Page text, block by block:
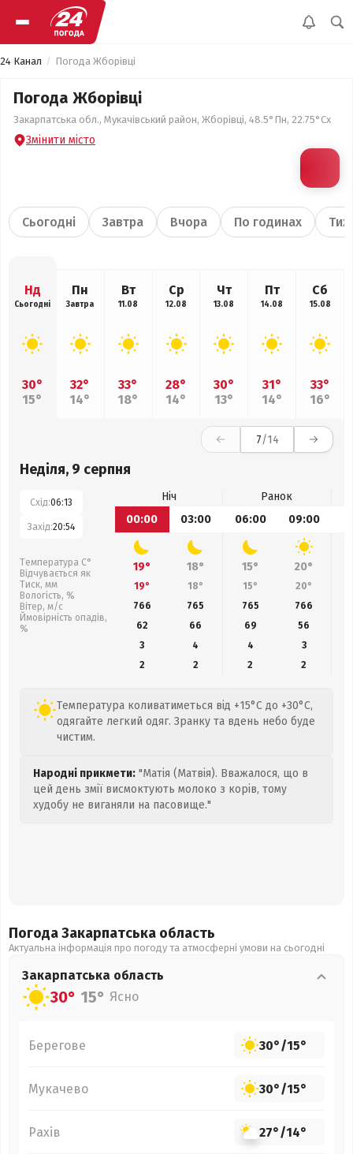
24 Канал Погода Жборівці
Погода Жборівці
Закарпатська обл., Мукачівський район, Жборівці, 48.5°Пн, 22.75°Сх
Змінити місто
Сьогодні Завтра Вчора По годинах
Нд
Сьогодні
30°
15°
Пн
Завтра
32°
14°
Вт
11.08
33°
18°
Ср
12.08
28°
14°
Чт
13.08
30°
13°
Пт
14.08
31°
14°
Сб
15.08
33°
16°
7/14
Неділя, 9 серпня
Схід:06:13
Захід:20:54
Температура С°
Відчувається як
Тиск, мм
Вологість, %
Вітер, м/с
Ймовірність опадів,
%
Ніч
Ранок
00:00
03:00 06:00 09:00
19° 18° 15° 20°
19° 18° 15° 20°
766
765 765 766
62
66 69 56
3
4 4
3
2
2 2 2
Температура коливатиметься від +15°C до +30°C,
одягайте легкий одяг. Зранку та вдень небо буде
чистим.
Народні прикмети: "Матія (Матвія). Вважалося, що в
цей день змії висмоктують молоко з корів, тому
худобу не виганяли на пасовище."
Погода Закарпатська область
Актуальна інформація про погоду та атмосферні умови на сьогодні
Закарпатська область
30° 15° Ясно
Берегове 30°/15°
Мукачево 30°/15°
Рахів 27°/14°